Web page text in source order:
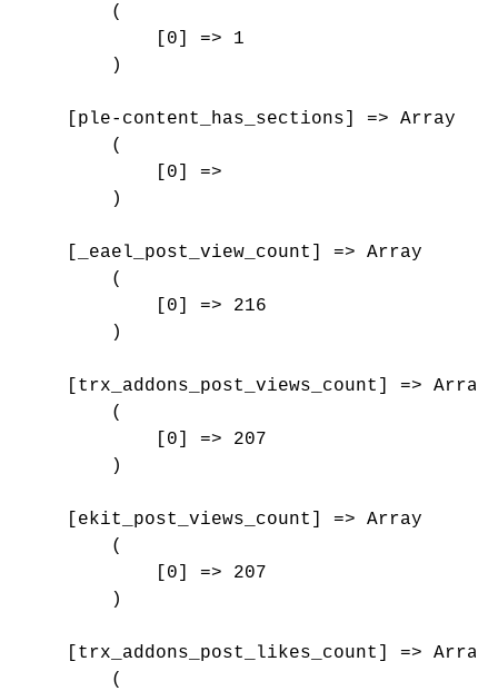
        (
            [0] => 1
        )
    [ple-content_has_sections] => Array
        (
            [0] =>
        )
    [_eael_post_view_count] => Array
        (
            [0] => 216
        )
    [trx_addons_post_views_count] => Array
        (
            [0] => 207
        )
    [ekit_post_views_count] => Array
        (
            [0] => 207
        )
    [trx_addons_post_likes_count] => Array
        (